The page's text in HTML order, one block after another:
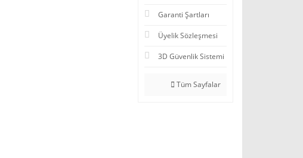
Garanti Şartları
Üyelik Sözleşmesi
3D Güvenlik Sistemi
Tüm Sayfalar